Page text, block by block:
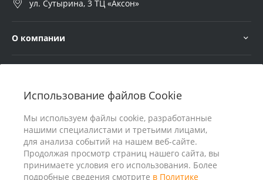
Использование файлов Cookie
Мы используем файлы cookie, разработанные
нашими специалистами и третьими лицами,
для анализа событий на нашем веб-сайте.
Продолжая просмотр страниц нашего сайта, вы
принимаете условия его использования. Более
подробные сведения смотрите в Политике
ул. Сутырина, 3 ТЦ «Аксон»
О компании